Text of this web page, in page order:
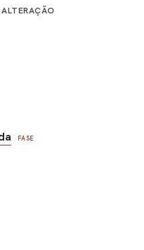
ALTERAÇÃO
FASE